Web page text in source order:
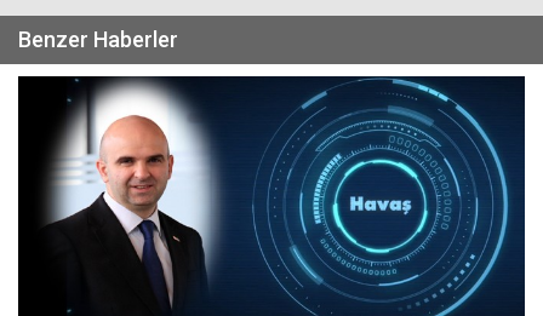
Benzer Haberler